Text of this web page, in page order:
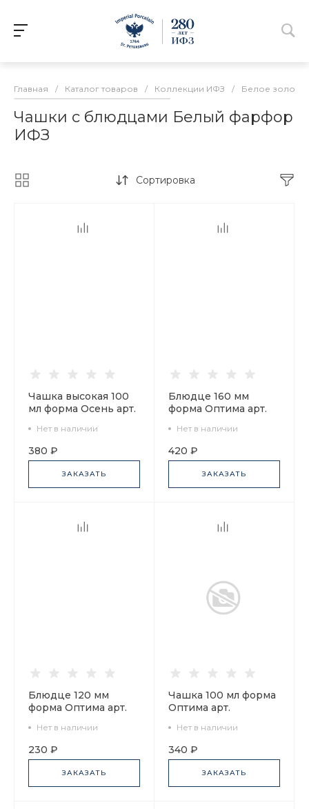
Главная / Каталог товаров / Коллекции ИФЗ / Белое золото
Чашки с блюдцами Белый фарфор
ИФЗ
Сортировка
Чашка высокая 100
мл форма Осень арт.
Нет в наличии
380 ₽
ЗАКАЗАТЬ
Блюдце 160 мм
форма Оптима арт.
Нет в наличии
420 ₽
ЗАКАЗАТЬ
Блюдце 120 мм
форма Оптима арт.
Нет в наличии
230 ₽
ЗАКАЗАТЬ
Чашка 100 мл форма
Оптима арт.
Нет в наличии
340 ₽
ЗАКАЗАТЬ